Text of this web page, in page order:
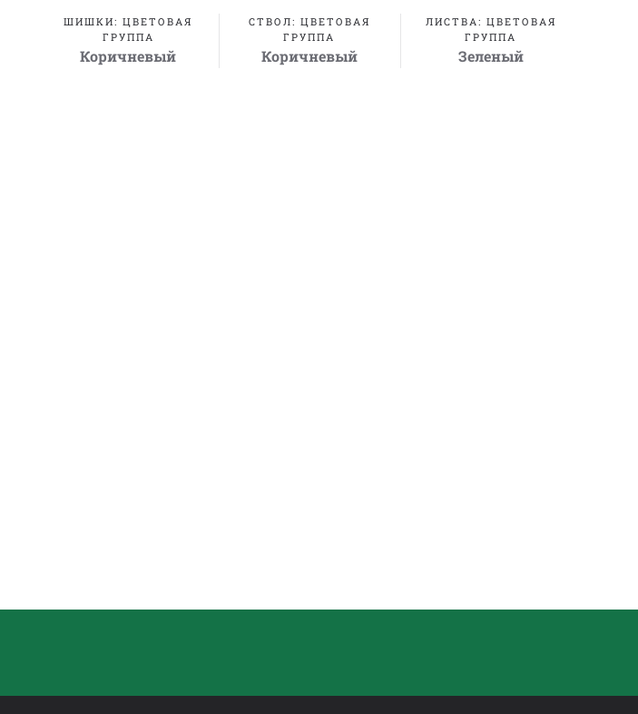
ШИШКИ: ЦВЕТОВАЯ
ГРУППА
Коричневый
СТВОЛ: ЦВЕТОВАЯ
ГРУППА
Коричневый
ЛИСТВА: ЦВЕТОВАЯ
ГРУППА
Зеленый